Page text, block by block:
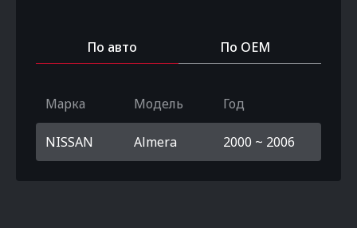
По авто По OEM
Марка Модель Год
NISSAN Almera 2000 ~ 2006